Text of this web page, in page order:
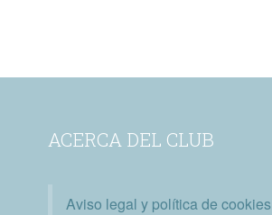
ACERCA DEL CLUB
Aviso legal y política de cookies